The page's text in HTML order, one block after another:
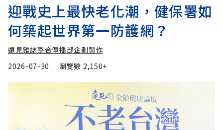
迎戰史上最快老化潮，健保署如
何築起世界第一防護網？
遠見雜誌整合傳播部企劃製作
2026-07-30
瀏覽數 2,150+